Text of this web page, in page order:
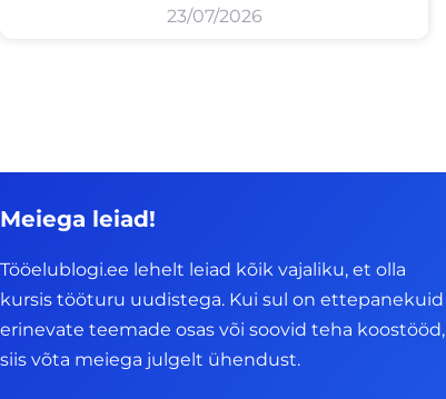
23/07/2026
Meiega leiad!
Tööelublogi.ee lehelt leiad kõik vajaliku, et olla
kursis tööturu uudistega. Kui sul on ettepanekuid
erinevate teemade osas või soovid teha koostööd,
siis võta meiega julgelt ühendust.